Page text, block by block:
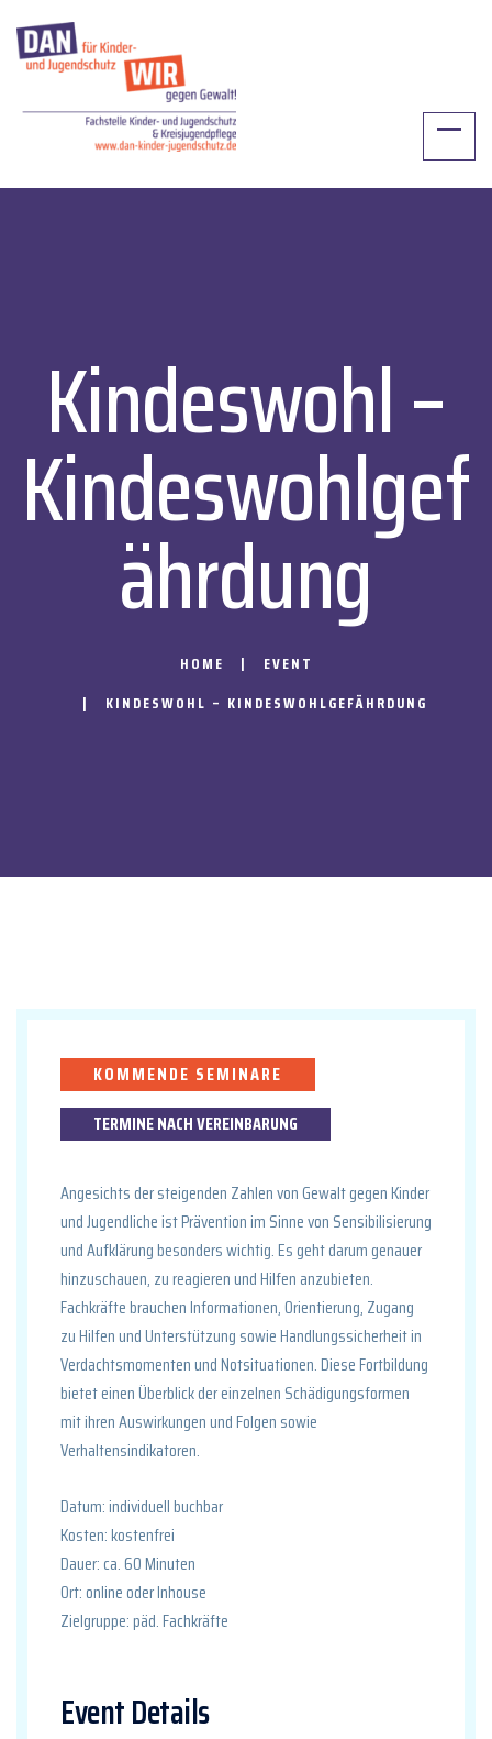
Kindeswohl –
Kindeswohlgef
Ährdung
HOME
EVENT
KINDESWOHL – KINDESWOHLGEFÄHRDUNG
KOMMENDE SEMINARE
TERMINE NACH VEREINBARUNG
Angesichts der steigenden Zahlen von Gewalt gegen Kinder
und Jugendliche ist Prävention im Sinne von Sensibilisierung
und Aufklärung besonders wichtig. Es geht darum genauer
hinzuschauen, zu reagieren und Hilfen anzubieten.
Fachkräfte brauchen Informationen, Orientierung, Zugang
zu Hilfen und Unterstützung sowie Handlungssicherheit in
Verdachtsmomenten und Notsituationen. Diese Fortbildung
bietet einen Überblick der einzelnen Schädigungsformen
mit ihren Auswirkungen und Folgen sowie
Verhaltensindikatoren.
Datum: individuell buchbar
Kosten: kostenfrei
Dauer: ca. 60 Minuten
Ort: online oder Inhouse
Zielgruppe: päd. Fachkräfte
Event Details